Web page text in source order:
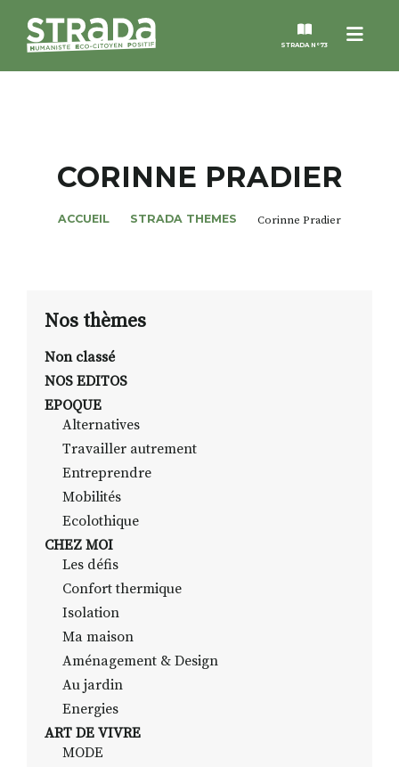
Menu
STRADA N°73
MAGAZINES
NOS THÈMES
ALTER STRADA
ROSÉE DE MAI
RECHERCHER
CORINNE PRADIER
ACCUEIL STRADA THEMES Corinne Pradier
Nos thèmes
Non classé
NOS EDITOS
EPOQUE
Alternatives
Travailler autrement
Entreprendre
Mobilités
Ecolothique
CHEZ MOI
Les défis
Confort thermique
Isolation
Ma maison
Aménagement & Design
Au jardin
Energies
ART DE VIVRE
MODE